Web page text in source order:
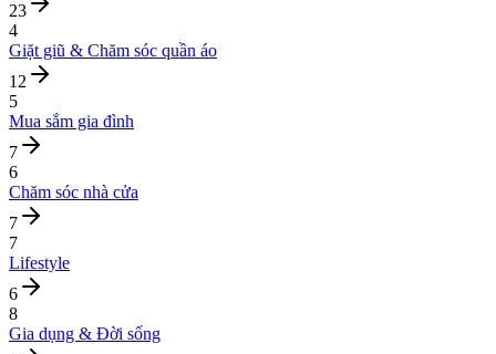
23
4
Giặt giũ & Chăm sóc quần áo
12
5
Mua sắm gia đình
7
6
Chăm sóc nhà cửa
7
7
Lifestyle
6
8
Gia dụng & Đời sống